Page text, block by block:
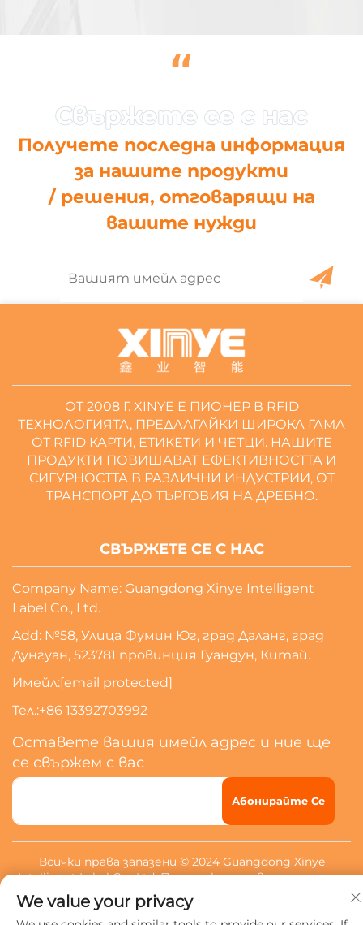
“
Получете последна информация
за нашите продукти
/ решения, отговарящи на
вашите нужди
ОТ 2008 Г. XINYE Е ПИОНЕР В RFID
ТЕХНОЛОГИЯТА, ПРЕДЛАГАЙКИ ШИРОКА ГАМА
ОТ RFID КАРТИ, ЕТИКЕТИ И ЧЕТЦИ. НАШИТЕ
ПРОДУКТИ ПОВИШАВАТ ЕФЕКТИВНОСТТА И
СИГУРНОСТТА В РАЗЛИЧНИ ИНДУСТРИИ, ОТ
ТРАНСПОРТ ДО ТЪРГОВИЯ НА ДРЕБНО.
СВЪРЖЕТЕ СЕ С НАС
Company Name: Guangdong Xinye Intelligent
Label Co., Ltd.
Add: №58, Улица Фумин Юг, град Даланг, град
Дунгуан, 523781 провинция Гуандун, Китай.
Имейл:[email protected]
Тел.:+86 13392703992
Оставете вашия имейл адрес и ние ще
се свържем с вас
Абонирайте Се
Всички права запазени © 2024 Guangdong Xinye
Intelligent Label Co., Ltd. Политика за поверителност
We value your privacy